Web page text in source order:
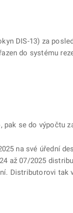
DIS-13) za
do systému
pak se do
na své úřední
až 07/2025
Distributorovi